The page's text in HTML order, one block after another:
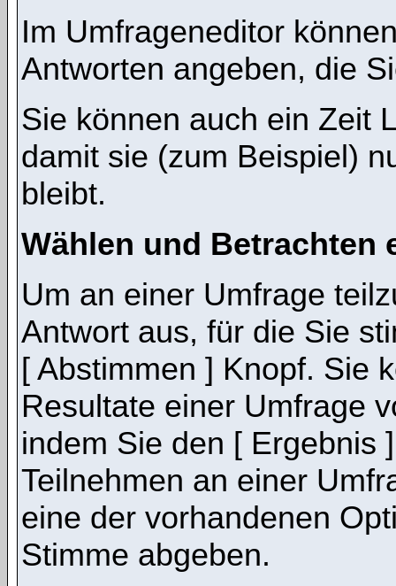
Im Umfrageneditor
Antworten angeben, die
Sie können auch ein Zeit
damit sie (zum Beispiel)
bleibt.
Wählen und Betrachten
Um an einer Umfrage
Antwort aus, für die Sie
[ Abstimmen ] Knopf. Sie
Resultate einer Umfrage
indem Sie den [ Ergebnis
Teilnehmen an einer
eine der vorhandenen
Stimme abgeben.